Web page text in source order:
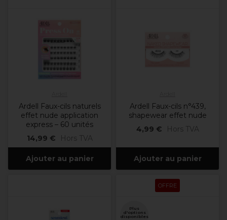
Ardell Faux-cils naturels
effet nude application
express – 60 unités
14,99 €
Hors TVA
Ajouter au panier
Ardell Faux-cils n°439,
shapewear effet nude
4,99 €
Hors TVA
Ajouter au panier
OFFRE
Plus
d'options
disponibles